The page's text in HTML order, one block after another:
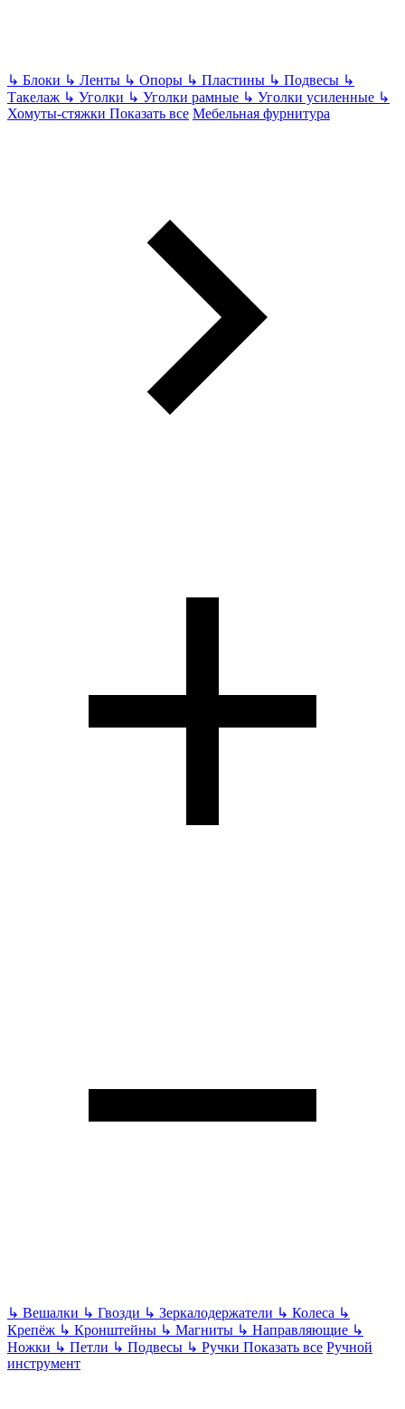
↳ Блоки ↳ Ленты ↳ Опоры ↳ Пластины ↳ Подвесы ↳
Такелаж ↳ Уголки ↳ Уголки рамные ↳ Уголки усиленные ↳
Хомуты-стяжки Показать все Мебельная фурнитура
↳ Вешалки ↳ Гвозди ↳ Зеркалодержатели ↳ Колеса ↳
Крепёж ↳ Кронштейны ↳ Магниты ↳ Направляющие ↳
Ножки ↳ Петли ↳ Подвесы ↳ Ручки Показать все Ручной
инструмент